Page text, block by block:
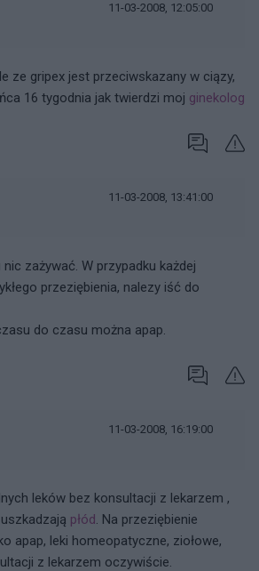
11-03-2008, 12:05:00
ze gripex jest przeciwskazany w ciązy,
16 tygodnia jak twierdzi moj ginekolog
11-03-2008, 13:41:00
zażywać. W przypadku każdej
przeziębienia, nalezy iść do
do czasu można apap.
11-03-2008, 16:19:00
leków bez konsultacji z lekarzem ,
płód. Na przeziębienie
apap, leki homeopatyczne, ziołowe,
z lekarzem oczywiście.